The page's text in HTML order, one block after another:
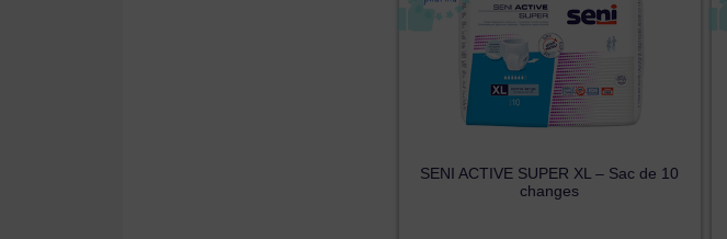
SENI ACTIVE SUPER XL – Sac de 10
changes